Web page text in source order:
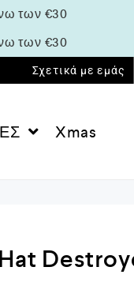
των €30
των €30
Σχετικά με εμάς
Xmas